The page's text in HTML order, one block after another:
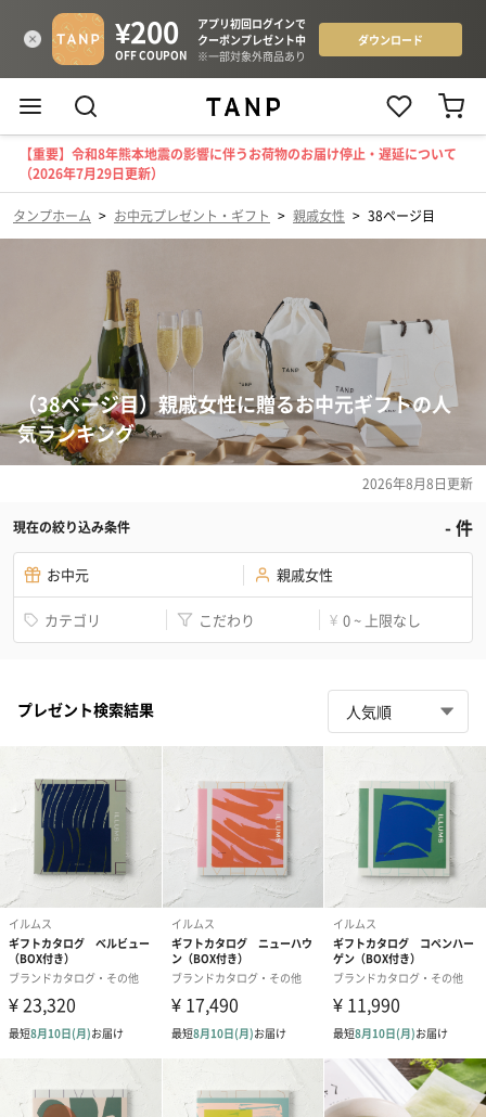
【重要】令和8年熊本地震の影響に伴うお荷物のお届け停止・遅延について
（2026年7月29日更新）
タンプホーム > お中元プレゼント・ギフト > 親戚女性 > 38ページ目
（38ページ目）親戚女性に贈るお中元ギフトの人
気ランキング
2026年8月8日更新
現在の絞り込み条件 -件
お中元 親戚女性
カテゴリ こだわり ¥ 0 ~ 上限なし
プレゼント検索結果